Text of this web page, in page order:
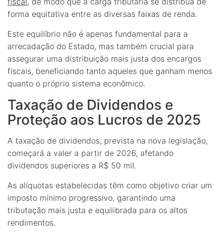
forma equitativa entre as diversas faixas de renda.
Este equilíbrio não é apenas fundamental para a
arrecadação do Estado, mas também crucial para
assegurar uma distribuição mais justa dos encargos
fiscais, beneficiando tanto aqueles que ganham menos
quanto o próprio sistema econômico.
Taxação de Dividendos e
Proteção aos Lucros de 2025
A taxação de dividendos, prevista na nova legislação,
começará a valer a partir de 2026, afetando
dividendos superiores a R$ 50 mil.
As alíquotas estabelecidas têm como objetivo criar um
imposto mínimo progressivo, garantindo uma
tributação mais justa e equilibrada para os altos
rendimentos.